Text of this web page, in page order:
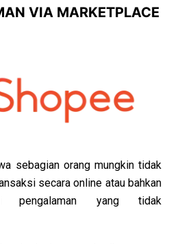
VIA MARKETPLACE
sebagian orang mungkin tidak
secara online atau bahkan
pengalaman yang tidak